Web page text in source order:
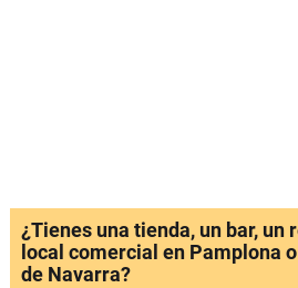
¿Tienes una tienda, un bar, un
local comercial en Pamplona
de Navarra?